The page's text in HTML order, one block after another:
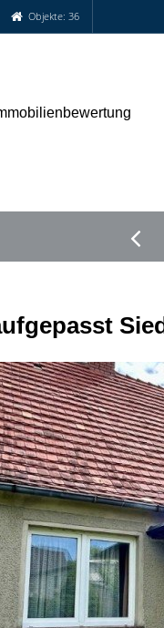
Objekte: 36